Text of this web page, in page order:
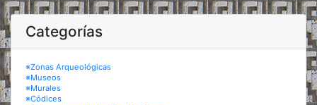
Categorías
※Zonas Arqueológicas
※Museos
※Murales
※Códices